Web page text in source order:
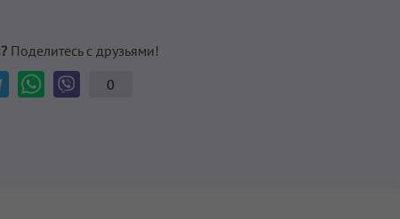
Поделитесь с друзьями!
0